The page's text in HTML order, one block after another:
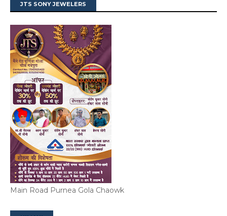
JTS SONY JEWELERS
Main Road Purnea Gola Chaowk